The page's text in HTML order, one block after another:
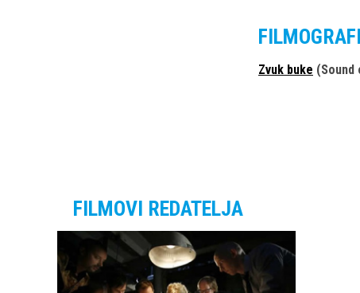
Zvuk buke (Sound
FILMOVI REDATELJA